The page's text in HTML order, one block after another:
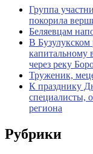
Группа
покорила
Беляевцам
В Бузулукском
капитальному
через реку
Труженик,
К празднику
специалисты,
региона
Рубрики